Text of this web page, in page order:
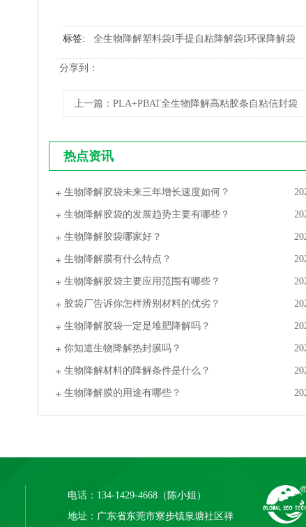
标签: 全生物降解塑料袋I手提自粘降解袋I环保降解袋
分享到：
上一篇 ：PLA+PBAT全生物降解高粘胶条自粘信封袋
热点资讯
生物降解胶袋未来三年增长速度如何？
生物降解胶袋的发展趋势主要有哪些？
生物降解胶袋哪家好？
生物降解膜有什么特点？
生物降解胶袋主要应用范围有哪些？
胶袋厂告诉你怎样辨别材料的优劣？
生物降解胶袋一定是堆肥降解吗？
你知道生物降解热封膜吗？
生物降解材料的降解条件是什么？
生物降解膜的用途有哪些？
电话：134-1429-4668（陈小姐）
地址：广东省东莞市寮步镇泉塘社区祥